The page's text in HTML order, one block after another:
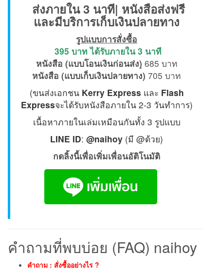
ส่งภายใน 3 นาที| หนังสือส่งฟรี
และมีบริการเก็บเงินปลายทาง
รูปแบบการสั่งซื้อ
395 บาท ได้รับภายใน 3 นาที
หนังสือ (แบบโอนเงินก่อนส่ง) ุ 685 บาท
หนังสือ (แบบเก็บเงินปลายทาง) 705 บาท
(ขนส่งเอกชน Kerry Express และ Flash
Expressจะได้รับหนังสือภายใน 2-3 วันทำการ)
เนื้อหาภายในเล่มเหมือนกันทั้ง 3 รูปแบบ
LINE ID: @naihoy (มี @ด้วย)
กดลิ้งนี้เพื่อเพิ่มเพื่อนอัติโนมัติ
คำถามที่พบบ่อย (FAQ) naihoy
คำถาม : สั่งซื้ออย่างไร ?